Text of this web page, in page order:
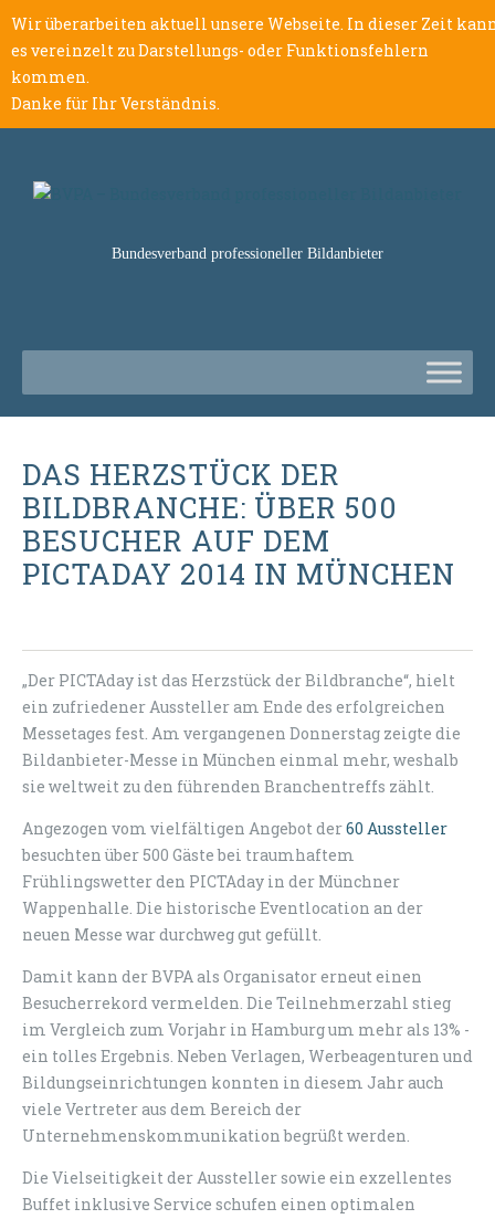
Wir überarbeiten aktuell unsere Webseite. In dieser Zeit
es vereinzelt zu Darstellungs- oder Funktionsfehlern
kommen.
Danke für Ihr Verständnis.
Bundesverband professioneller Bildanbieter
DAS HERZSTÜCK DER
BILDBRANCHE: ÜBER 500
BESUCHER AUF DEM
PICTADAY 2014 IN MÜNCHEN
„Der PICTAday ist das Herzstück der Bildbranche“, hielt
ein zufriedener Aussteller am Ende des erfolgreichen
Messetages fest. Am vergangenen Donnerstag zeigte die
Bildanbieter-Messe in München einmal mehr, weshalb
sie weltweit zu den führenden Branchentreffs zählt.
Angezogen vom vielfältigen Angebot der60 Aussteller
besuchten über 500 Gäste bei traumhaftem
Frühlingswetter den PICTAday in der Münchner
Wappenhalle. Die historische Eventlocation an der
neuen Messe war durchweg gut gefüllt.
Damit kann der BVPA als Organisator erneut einen
Besucherrekord vermelden. Die Teilnehmerzahl stieg
im Vergleich zum Vorjahr in Hamburg um mehr als 13% -
ein tolles Ergebnis. Neben Verlagen, Werbeagenturen und
Bildungseinrichtungen konnten in diesem Jahr auch
viele Vertreter aus dem Bereich der
Unternehmenskommunikation begrüßt werden.
Die Vielseitigkeit der Aussteller sowie ein exzellentes
Buffet inklusive Service schufen einen optimalen